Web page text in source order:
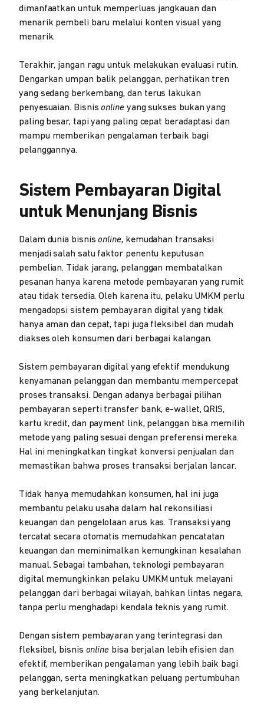
dimanfaatkan untuk memperluas jangkauan dan
menarik pembeli baru melalui konten visual yang
menarik.
Terakhir, jangan ragu untuk melakukan evaluasi rutin.
Dengarkan umpan balik pelanggan, perhatikan tren
yang sedang berkembang, dan terus lakukan
penyesuaian. Bisnisonline yang sukses bukan yang
paling besar, tapi yang paling cepat beradaptasi dan
mampu memberikan pengalaman terbaik bagi
pelanggannya.
Sistem Pembayaran Digital
untuk Menunjang Bisnis
Dalam dunia bisnisonline, kemudahan transaksi
menjadi salah satu faktor penentu keputusan
pembelian. Tidak jarang, pelanggan membatalkan
pesanan hanya karena metode pembayaran yang rumit
atau tidak tersedia. Oleh karena itu, pelaku UMKM perlu
mengadopsi sistem pembayaran digital yang tidak
hanya aman dan cepat, tapi juga fleksibel dan mudah
diakses oleh konsumen dari berbagai kalangan.
Sistem pembayaran digital yang efektif mendukung
kenyamanan pelanggan dan membantu mempercepat
proses transaksi. Dengan adanya berbagai pilihan
pembayaran seperti transfer bank, e-wallet, QRIS,
kartu kredit, dan payment link, pelanggan bisa memilih
metode yang paling sesuai dengan preferensi mereka.
Hal ini meningkatkan tingkat konversi penjualan dan
memastikan bahwa proses transaksi berjalan lancar.
Tidak hanya memudahkan konsumen, hal ini juga
membantu pelaku usaha dalam hal rekonsiliasi
keuangan dan pengelolaan arus kas. Transaksi yang
tercatat secara otomatis memudahkan pencatatan
keuangan dan meminimalkan kemungkinan kesalahan
manual. Sebagai tambahan, teknologi pembayaran
digital memungkinkan pelaku UMKM untuk melayani
pelanggan dari berbagai wilayah, bahkan lintas negara,
tanpa perlu menghadapi kendala teknis yang rumit.
Dengan sistem pembayaran yang terintegrasi dan
fleksibel, bisnis online bisa berjalan lebih efisien dan
efektif, memberikan pengalaman yang lebih baik bagi
pelanggan, serta meningkatkan peluang pertumbuhan
yang berkelanjutan.